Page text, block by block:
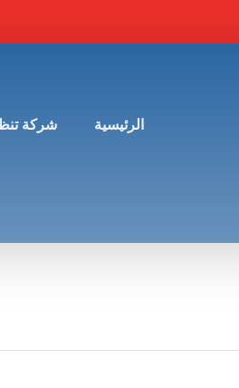
الرئيسية شركة